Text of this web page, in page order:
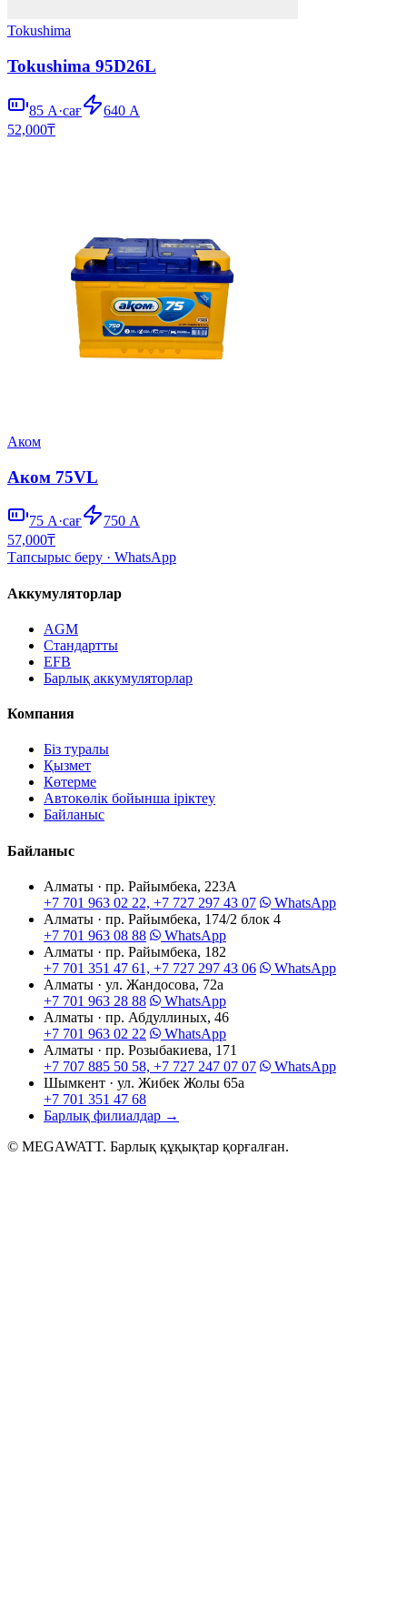
Tokushima
Tokushima 95D26L
85 А·сағ 640 А
52,000₸
Аком
Аком 75VL
75 А·сағ 750 А
57,000₸
Тапсырыс беру · WhatsApp
Аккумуляторлар
AGM
Стандартты
EFB
Барлық аккумуляторлар
Компания
Біз туралы
Қызмет
Көтерме
Автокөлік бойынша іріктеу
Байланыс
Байланыс
Алматы · пр. Райымбека, 223А
+7 701 963 02 22, +7 727 297 43 07
WhatsApp
Алматы · пр. Райымбека, 174/2 блок 4
+7 701 963 08 88
WhatsApp
Алматы · пр. Райымбека, 182
+7 701 351 47 61, +7 727 297 43 06
WhatsApp
Алматы · ул. Жандосова, 72а
+7 701 963 28 88
WhatsApp
Алматы · пр. Абдуллиных, 46
+7 701 963 02 22
WhatsApp
Алматы · пр. Розыбакиева, 171
+7 707 885 50 58, +7 727 247 07 07
WhatsApp
Шымкент · ул. Жибек Жолы 65а
+7 701 351 47 68
Барлық филиалдар →
© MEGAWATT. Барлық құқықтар қорғалған.